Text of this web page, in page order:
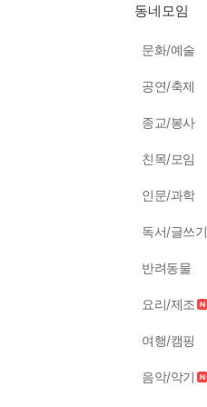
동네모임
문화/예술
공연/축제
종교/봉사
친목/모임
인문/과학
독서/글쓰기
반려동물
요리/제조
여행/캠핑
음악/악기